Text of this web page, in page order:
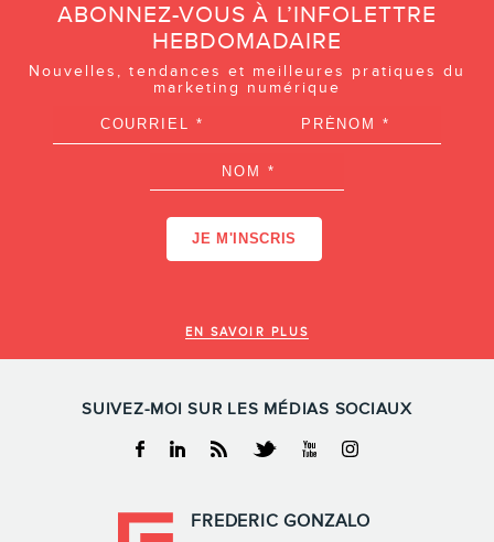
ABONNEZ-VOUS À L’INFOLETTRE
HEBDOMADAIRE
Nouvelles, tendances et meilleures pratiques du
marketing numérique
EN SAVOIR PLUS
SUIVEZ-MOI SUR LES MÉDIAS SOCIAUX
Facebook
LinkedinRSS TwitterYoutubeInstagram
FREDERIC GONZALO